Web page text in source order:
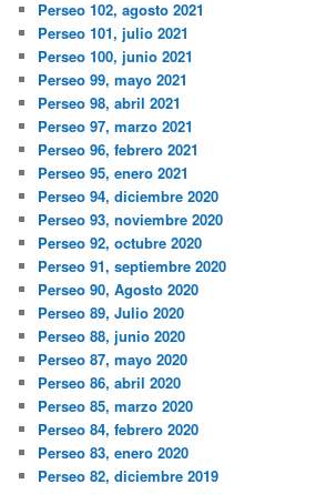
Perseo 102, agosto 2021
Perseo 101, julio 2021
Perseo 100, junio 2021
Perseo 99, mayo 2021
Perseo 98, abril 2021
Perseo 97, marzo 2021
Perseo 96, febrero 2021
Perseo 95, enero 2021
Perseo 94, diciembre 2020
Perseo 93, noviembre 2020
Perseo 92, octubre 2020
Perseo 91, septiembre 2020
Perseo 90, Agosto 2020
Perseo 89, Julio 2020
Perseo 88, junio 2020
Perseo 87, mayo 2020
Perseo 86, abril 2020
Perseo 85, marzo 2020
Perseo 84, febrero 2020
Perseo 83, enero 2020
Perseo 82, diciembre 2019